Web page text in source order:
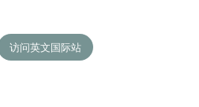
访问英文国际站